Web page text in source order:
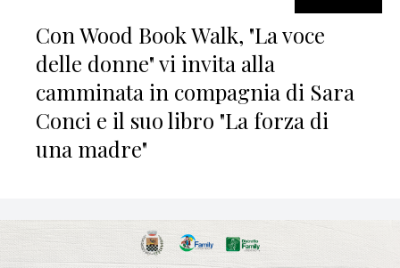
Con Wood Book Walk, "La voce
delle donne" vi invita alla
camminata in compagnia di Sara
Conci e il suo libro "La forza di
una madre"